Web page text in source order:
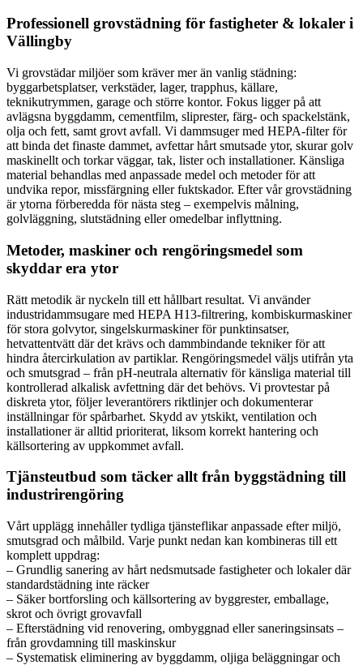
Professionell grovstädning för fastigheter & lokaler i
Vällingby
Vi grovstädar miljöer som kräver mer än vanlig städning:
byggarbetsplatser, verkstäder, lager, trapphus, källare,
teknikutrymmen, garage och större kontor. Fokus ligger på att
avlägsna byggdamm, cementfilm, sliprester, färg- och spackelstänk,
olja och fett, samt grovt avfall. Vi dammsuger med HEPA-filter för
att binda det finaste dammet, avfettar hårt smutsade ytor, skurar golv
maskinellt och torkar väggar, tak, lister och installationer. Känsliga
material behandlas med anpassade medel och metoder för att
undvika repor, missfärgning eller fuktskador. Efter vår grovstädning
är ytorna förberedda för nästa steg – exempelvis målning,
golvläggning, slutstädning eller omedelbar inflyttning.
Metoder, maskiner och rengöringsmedel som
skyddar era ytor
Rätt metodik är nyckeln till ett hållbart resultat. Vi använder
industridammsugare med HEPA H13-filtrering, kombiskurmaskiner
för stora golvytor, singelskurmaskiner för punktinsatser,
hetvattentvätt där det krävs och dammbindande tekniker för att
hindra återcirkulation av partiklar. Rengöringsmedel väljs utifrån yta
och smutsgrad – från pH-neutrala alternativ för känsliga material till
kontrollerad alkalisk avfettning där det behövs. Vi provtestar på
diskreta ytor, följer leverantörers riktlinjer och dokumenterar
inställningar för spårbarhet. Skydd av ytskikt, ventilation och
installationer är alltid prioriterat, liksom korrekt hantering och
källsortering av uppkommet avfall.
Tjänsteutbud som täcker allt från byggstädning till
industrirengöring
Vårt upplägg innehåller tydliga tjänsteflikar anpassade efter miljö,
smutsgrad och målbild. Varje punkt nedan kan kombineras till ett
komplett uppdrag:
– Grundlig sanering av hårt nedsmutsade fastigheter och lokaler där
standardstädning inte räcker
– Säker bortforsling och källsortering av byggrester, emballage,
skrot och övrigt grovavfall
– Efterstädning vid renovering, ombyggnad eller saneringsinsats –
från grovdamning till maskinskur
– Systematisk eliminering av byggdamm, oljiga beläggningar och